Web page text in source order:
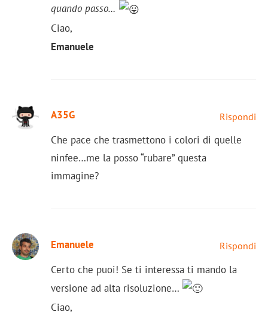
quando passo…
Ciao,
Emanuele
A35G Rispondi
Che pace che trasmettono i colori di quelle
ninfee…me la posso “rubare” questa
immagine?
Emanuele Rispondi
Certo che puoi! Se ti interessa ti mando la
versione ad alta risoluzione…
Ciao,